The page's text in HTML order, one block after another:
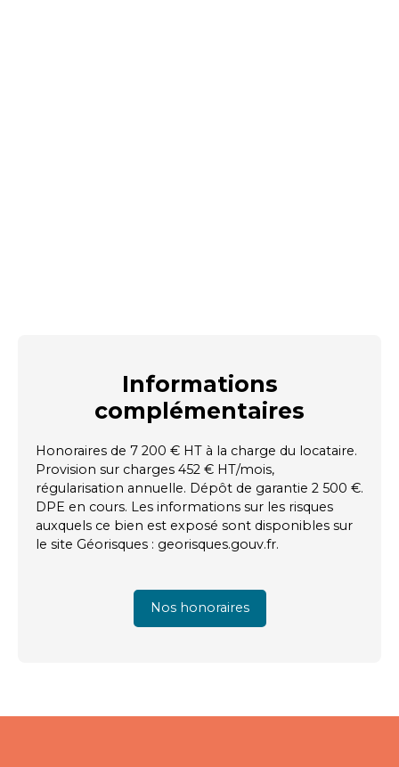
Informations
complémentaires
Honoraires de 7 200 € HT à la charge du locataire.
Provision sur charges 452 € HT/mois,
régularisation annuelle. Dépôt de garantie 2 500 €.
DPE en cours. Les informations sur les risques
auxquels ce bien est exposé sont disponibles sur
le site Géorisques : georisques.gouv.fr.
Nos honoraires